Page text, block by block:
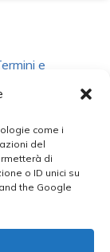
come i
del
di
o ID unici su
the Google
e